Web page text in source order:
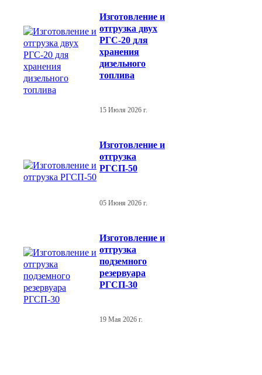
Изготовление и
отгрузка двух
РГС-20 для
хранения
дизельного
топлива
15 Июля 2026 г.
Изготовление и
отгрузка
РГСП-50
05 Июня 2026 г.
Изготовление и
отгрузка
подземного
резервуара
РГСП-30
19 Мая 2026 г.